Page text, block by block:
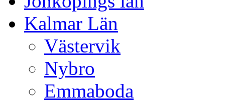
Kalmar Län
Västervik
Nybro
Emmaboda